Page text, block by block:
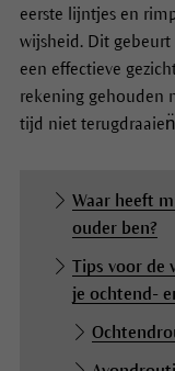
eerste lijntjes en
wijsheid. Dit
een effectieve
rekening gehouden
tijd niet
Waar heeft
ouder ben?
Tips voor de
je ochtend-